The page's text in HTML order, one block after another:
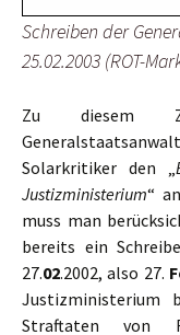
Schreiben der
25.02.2003 (ROT-
Zu diesem
Solarkritiker den „
Justizministerium“
muss man
bereits ein
27.02.2002, also 27.
Justizministerium
Straftaten